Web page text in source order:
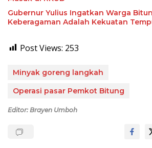
Gubernur Yulius Ingatkan Warga
Keberagaman Adalah Kekuatan
Post Views: 253
Minyak goreng langkah
Operasi pasar Pemkot Bitung
Editor: Brayen Umboh